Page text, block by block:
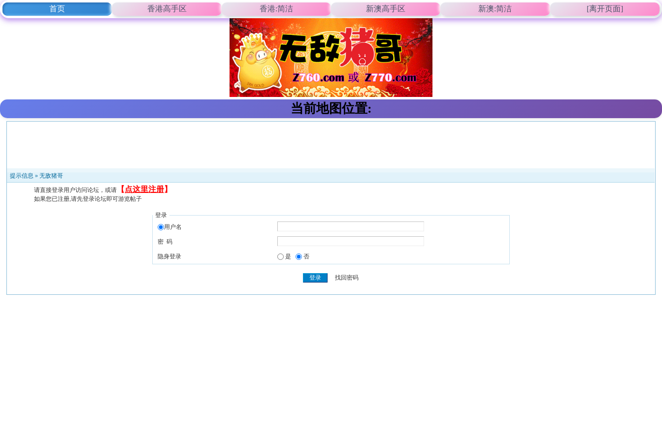
首页 香港高手区 香港:简洁 新澳高手区 新澳:简洁 [离开页面]
当前地图位置:
提示信息 »无敌猪哥
请直接登录用户访问论坛，或请 【 点这里注册】
如果您已注册,请先登录论坛即可游览帖子
登录
用户名
密 码
隐身登录 是 否
找回密码